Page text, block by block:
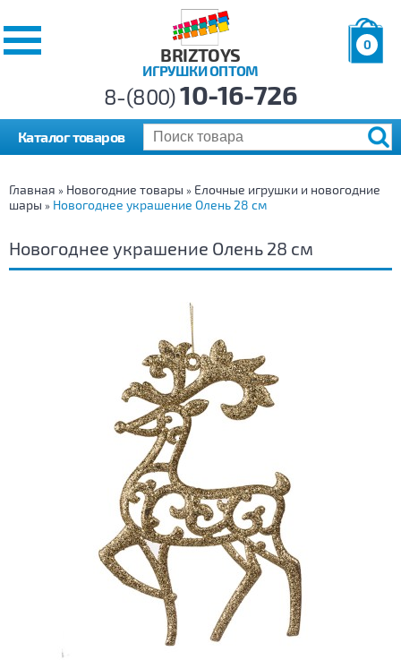
BRIZTOYS
ИГРУШКИ ОПТОМ
0
р.
8-(800)10-16-726
Каталог товаров
Главная » Новогодние товары » Елочные игрушки и новогодние
шары » Новогоднее украшение Олень 28 см
Новогоднее украшение Олень 28 см